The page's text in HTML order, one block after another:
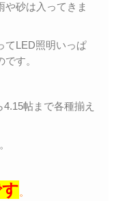
や砂は入ってきま
てLED照明いっぱ
す。
帖まで各種揃え
。